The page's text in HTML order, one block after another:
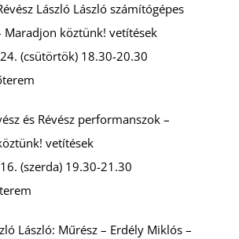
László László számítógépes
Maradjon köztünk! vetítések
(csütörtök) 18.30-20.30
és Révész performanszok –
vetítések
(szerda) 19.30-21.30
László: Műrész – Erdély Miklós –